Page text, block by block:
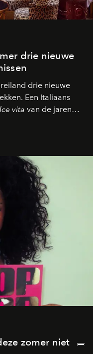
drie nieuwe
drie nieuwe
Een Italiaans
vita van de jaren
en de
nieuwe adressen
lange lunches tot
zomer niet